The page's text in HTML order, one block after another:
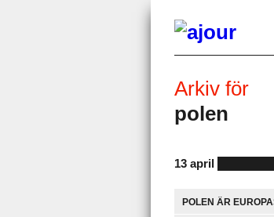
Arkiv för
polen
13 april
POLEN ÄR